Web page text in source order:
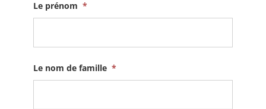
Le prénom *
Le nom de famille *